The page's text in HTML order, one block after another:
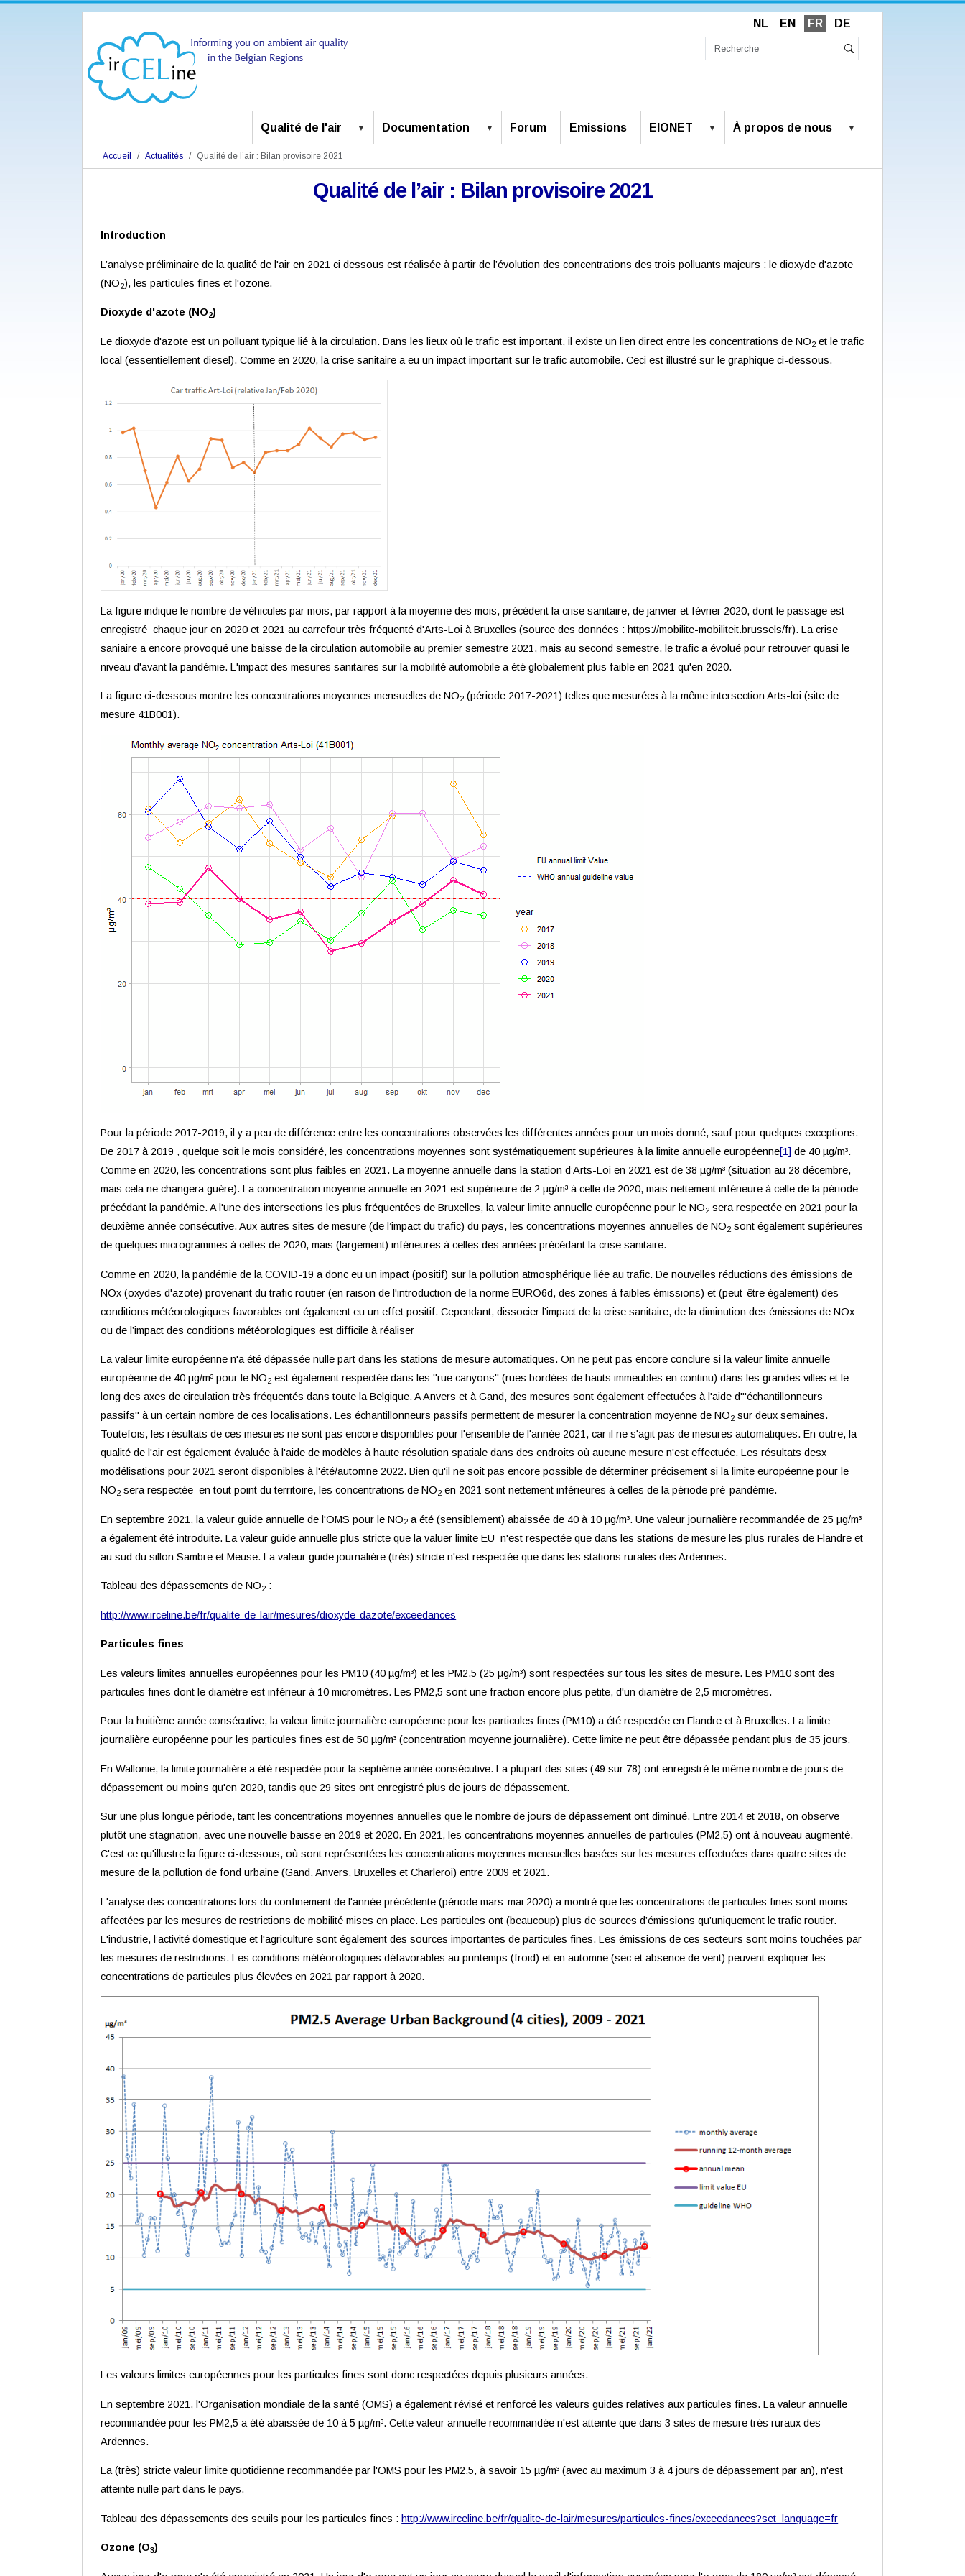
NL EN FR DE
Qualité de l'air Documentation Forum Emissions EIONET À propos de nous
Accueil Actualités Qualité de l’air : Bilan provisoire 2021
Qualité de l’air : Bilan provisoire 2021
Introduction
L’analyse préliminaire de la qualité de l'air en 2021 ci dessous est réalisée à partir de l’évolution des concentrations des trois polluants majeurs : le dioxyde d'azote
(NO2), les particules fines et l'ozone.
Dioxyde d'azote (NO2)
Le dioxyde d'azote est un polluant typique lié à la circulation. Dans les lieux où le trafic est important, il existe un lien direct entre les concentrations de NO2 et le trafic
local (essentiellement diesel). Comme en 2020, la crise sanitaire a eu un impact important sur le trafic automobile. Ceci est illustré sur le graphique ci-dessous.
La figure indique le nombre de véhicules par mois, par rapport à la moyenne des mois, précédent la crise sanitaire, de janvier et février 2020, dont le passage est
enregistré chaque jour en 2020 et 2021 au carrefour très fréquenté d'Arts-Loi à Bruxelles (source des données : https://mobilite-mobiliteit.brussels/fr). La crise
saniaire a encore provoqué une baisse de la circulation automobile au premier semestre 2021, mais au second semestre, le trafic a évolué pour retrouver quasi le
niveau d'avant la pandémie. L'impact des mesures sanitaires sur la mobilité automobile a été globalement plus faible en 2021 qu'en 2020.
La figure ci-dessous montre les concentrations moyennes mensuelles de NO2 (période 2017-2021) telles que mesurées à la même intersection Arts-loi (site de
mesure 41B001).
Pour la période 2017-2019, il y a peu de différence entre les concentrations observées les différentes années pour un mois donné, sauf pour quelques exceptions.
De 2017 à 2019 , quelque soit le mois considéré, les concentrations moyennes sont systématiquement supérieures à la limite annuelle européenne[1] de 40 µg/m³.
Comme en 2020, les concentrations sont plus faibles en 2021. La moyenne annuelle dans la station d’Arts-Loi en 2021 est de 38 µg/m³ (situation au 28 décembre,
mais cela ne changera guère). La concentration moyenne annuelle en 2021 est supérieure de 2 µg/m³ à celle de 2020, mais nettement inférieure à celle de la période
précédant la pandémie. A l'une des intersections les plus fréquentées de Bruxelles, la valeur limite annuelle européenne pour le NO2 sera respectée en 2021 pour la
deuxième année consécutive. Aux autres sites de mesure (de l’impact du trafic) du pays, les concentrations moyennes annuelles de NO2 sont également supérieures
de quelques microgrammes à celles de 2020, mais (largement) inférieures à celles des années précédant la crise sanitaire.
Comme en 2020, la pandémie de la COVID-19 a donc eu un impact (positif) sur la pollution atmosphérique liée au trafic. De nouvelles réductions des émissions de
NOx (oxydes d'azote) provenant du trafic routier (en raison de l'introduction de la norme EURO6d, des zones à faibles émissions) et (peut-être également) des
conditions météorologiques favorables ont également eu un effet positif. Cependant, dissocier l’impact de la crise sanitaire, de la diminution des émissions de NOx
ou de l’impact des conditions météorologiques est difficile à réaliser
La valeur limite européenne n'a été dépassée nulle part dans les stations de mesure automatiques. On ne peut pas encore conclure si la valeur limite annuelle
européenne de 40 µg/m³ pour le NO2 est également respectée dans les "rue canyons" (rues bordées de hauts immeubles en continu) dans les grandes villes et le
long des axes de circulation très fréquentés dans toute la Belgique. A Anvers et à Gand, des mesures sont également effectuées à l'aide d'"échantillonneurs
passifs" à un certain nombre de ces localisations. Les échantillonneurs passifs permettent de mesurer la concentration moyenne de NO2 sur deux semaines.
Toutefois, les résultats de ces mesures ne sont pas encore disponibles pour l'ensemble de l'année 2021, car il ne s'agit pas de mesures automatiques. En outre, la
qualité de l'air est également évaluée à l'aide de modèles à haute résolution spatiale dans des endroits où aucune mesure n'est effectuée. Les résultats desx
modélisations pour 2021 seront disponibles à l'été/automne 2022. Bien qu'il ne soit pas encore possible de déterminer précisement si la limite européenne pour le
NO2 sera respectée en tout point du territoire, les concentrations de NO2 en 2021 sont nettement inférieures à celles de la période pré-pandémie.
En septembre 2021, la valeur guide annuelle de l'OMS pour le NO2 a été (sensiblement) abaissée de 40 à 10 µg/m³. Une valeur journalière recommandée de 25 µg/m³
a également été introduite. La valeur guide annuelle plus stricte que la valuer limite EU n'est respectée que dans les stations de mesure les plus rurales de Flandre et
au sud du sillon Sambre et Meuse. La valeur guide journalière (très) stricte n'est respectée que dans les stations rurales des Ardennes.
Tableau des dépassements de NO2 :
http://www.irceline.be/fr/qualite-de-lair/mesures/dioxyde-dazote/exceedances
Particules fines
Les valeurs limites annuelles européennes pour les PM10 (40 µg/m³) et les PM2,5 (25 µg/m³) sont respectées sur tous les sites de mesure. Les PM10 sont des
particules fines dont le diamètre est inférieur à 10 micromètres. Les PM2,5 sont une fraction encore plus petite, d'un diamètre de 2,5 micromètres.
Pour la huitième année consécutive, la valeur limite journalière européenne pour les particules fines (PM10) a été respectée en Flandre et à Bruxelles. La limite
journalière européenne pour les particules fines est de 50 µg/m³ (concentration moyenne journalière). Cette limite ne peut être dépassée pendant plus de 35 jours.
En Wallonie, la limite journalière a été respectée pour la septième année consécutive. La plupart des sites (49 sur 78) ont enregistré le même nombre de jours de
dépassement ou moins qu'en 2020, tandis que 29 sites ont enregistré plus de jours de dépassement.
Sur une plus longue période, tant les concentrations moyennes annuelles que le nombre de jours de dépassement ont diminué. Entre 2014 et 2018, on observe
plutôt une stagnation, avec une nouvelle baisse en 2019 et 2020. En 2021, les concentrations moyennes annuelles de particules (PM2,5) ont à nouveau augmenté.
C'est ce qu'illustre la figure ci-dessous, où sont représentées les concentrations moyennes mensuelles basées sur les mesures effectuées dans quatre sites de
mesure de la pollution de fond urbaine (Gand, Anvers, Bruxelles et Charleroi) entre 2009 et 2021.
L'analyse des concentrations lors du confinement de l'année précédente (période mars-mai 2020) a montré que les concentrations de particules fines sont moins
affectées par les mesures de restrictions de mobilité mises en place. Les particules ont (beaucoup) plus de sources d’émissions qu’uniquement le trafic routier.
L'industrie, l’activité domestique et l'agriculture sont également des sources importantes de particules fines. Les émissions de ces secteurs sont moins touchées par
les mesures de restrictions. Les conditions météorologiques défavorables au printemps (froid) et en automne (sec et absence de vent) peuvent expliquer les
concentrations de particules plus élevées en 2021 par rapport à 2020.
Les valeurs limites européennes pour les particules fines sont donc respectées depuis plusieurs années.
En septembre 2021, l'Organisation mondiale de la santé (OMS) a également révisé et renforcé les valeurs guides relatives aux particules fines. La valeur annuelle
recommandée pour les PM2,5 a été abaissée de 10 à 5 µg/m³. Cette valeur annuelle recommandée n'est atteinte que dans 3 sites de mesure très ruraux des
Ardennes.
La (très) stricte valeur limite quotidienne recommandée par l'OMS pour les PM2,5, à savoir 15 µg/m³ (avec au maximum 3 à 4 jours de dépassement par an), n'est
atteinte nulle part dans le pays.
Tableau des dépassements des seuils pour les particules fines : http://www.irceline.be/fr/qualite-de-lair/mesures/particules-fines/exceedances?set_language=fr
Ozone (O3)